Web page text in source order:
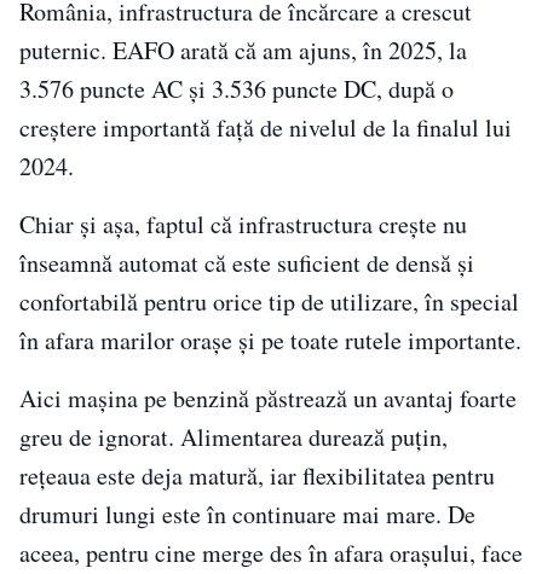
România, infrastructura de încărcare a crescut
puternic. EAFO arată că am ajuns, în 2025, la
3.576 puncte AC și 3.536 puncte DC, după o
creștere importantă față de nivelul de la finalul lui
2024.
Chiar și așa, faptul că infrastructura crește nu
înseamnă automat că este suficient de densă și
confortabilă pentru orice tip de utilizare, în special
în afara marilor orașe și pe toate rutele importante.
Aici mașina pe benzină păstrează un avantaj foarte
greu de ignorat. Alimentarea durează puțin,
rețeaua este deja matură, iar flexibilitatea pentru
drumuri lungi este în continuare mai mare. De
aceea, pentru cine merge des în afara orașului, face